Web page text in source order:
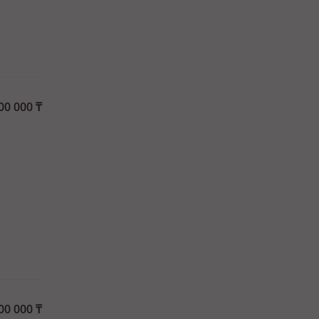
000₸
000₸